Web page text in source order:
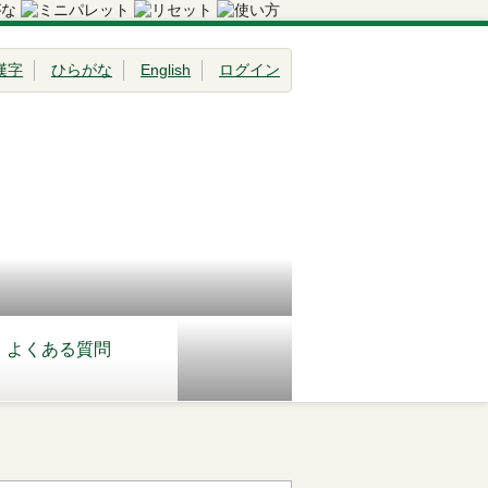
よくある質問
字 ひらがな English ログイン